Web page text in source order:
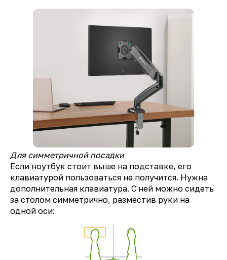
Для симметричной посадки
Если ноутбук стоит выше на подставке, его
клавиатурой пользоваться не получится. Нужна
дополнительная клавиатура. С ней можно сидеть
за столом симметрично, разместив руки на
одной оси: